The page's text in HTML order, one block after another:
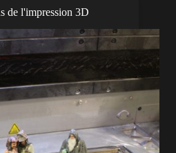
de l'impression 3D